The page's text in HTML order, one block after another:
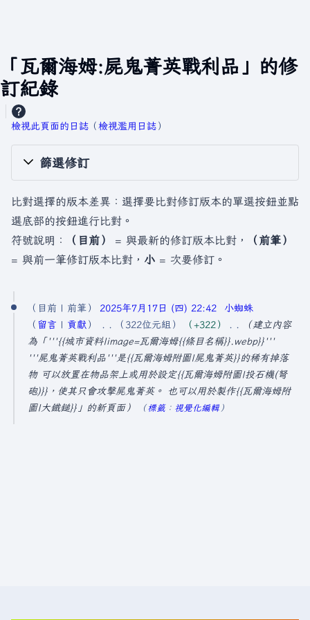
「瓦爾海姆:屍鬼菁英戰利品」的修
訂紀錄
檢視此頁面的日誌 ​（檢視濫用日誌）
篩選修訂
比對選擇的版本差異：選擇要比對修訂版本的單選按鈕並點
選底部的按鈕進行比對。
符號說明：
（目前） = 與最新的修訂版本比對，
（前筆）
= 與前一筆修訂版本比對， 小 = 次要修訂。
2
目前 前筆 2025年7月17日 (四) 22:42
小蜘蛛
留言
貢獻 322位元組 +322
建立內容
為「'''{{城市資料|image=瓦爾海姆{{條目名稱}}.webp}}'''
'''屍鬼菁英戰利品'''是{{瓦爾海姆附圖|屍鬼菁英}}的稀有掉落
物 可以放置在物品架上或用於設定{{瓦爾海姆附圖|投石機(弩
砲)}}，使其只會攻擊屍鬼菁英。 也可以用於製作{{瓦爾海姆附
圖|大鐵鎚}}」的新頁面
標籤： 視覺化編輯